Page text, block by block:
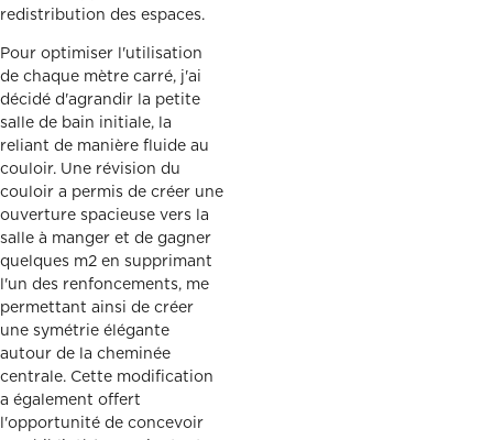
redistribution des espaces.
Pour optimiser l'utilisation
de chaque mètre carré, j'ai
décidé d'agrandir la petite
salle de bain initiale, la
reliant de manière fluide au
couloir. Une révision du
couloir a permis de créer une
ouverture spacieuse vers la
salle à manger et de gagner
quelques m2 en supprimant
l'un des renfoncements, me
permettant ainsi de créer
une symétrie élégante
autour de la cheminée
centrale. Cette modification
a également offert
l'opportunité de concevoir